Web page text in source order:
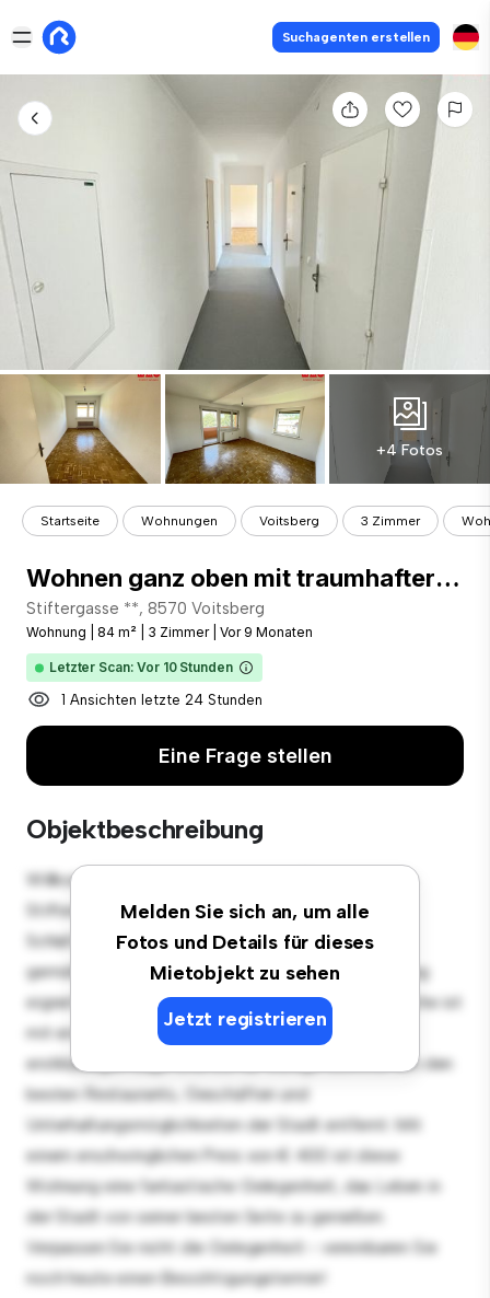
Suchagenten erstellen
+4 Fotos
Startseite Wohnungen Voitsberg 3 Zimmer
Wohnen ganz oben mit traumhafter Fernsicht, super günstig!
Stiftergasse **, 8570 Voitsberg
Wohnung 84 m² 3 Zimmer Vor 9 Monaten
Letzter Scan: Vor 10 Stunden
1 Ansichten letzte 24 Stunden
Eine Frage stellen
Objektbeschreibung
Melden Sie sich an, um alle
Fotos und Details für dieses
Mietobjekt zu sehen
Jetzt registrieren
Willkommen in Ihrem neuen urbanen Rückzugsort in
Stiftergasse 8, 8570 Voitsberg! Diese moderne 3
Schlafzimmer-Wohnung bietet einen stilvollen und
gemütlichen Lebensraum. Die offene Raumaufteilung
eignet sich perfekt für Gäste, und die elegante Küche ist
mit erstklassigen Geräten ausgestattet. Dank der
erstklassigen Lage sind Sie nur wenige Schritte von den
besten Restaurants, Geschäften und
Unterhaltungsmöglichkeiten der Stadt entfernt. Mit
einem erschwinglichen Preis von € 400 ist diese
Wohnung eine fantastische Gelegenheit, das Leben in
der Stadt von seiner besten Seite zu genießen.
Verpassen Sie nicht die Gelegenheit - vereinbaren Sie
noch heute einen Besichtigungstermin!